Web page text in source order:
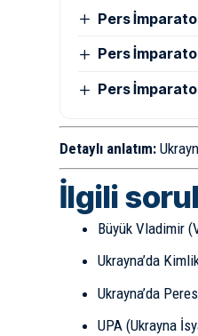
Pers
Pers
Pers
Detaylı anlatım:
İlgili
Büyük Vladimir
Ukrayna’da
Ukrayna’da
UPA (Ukrayna